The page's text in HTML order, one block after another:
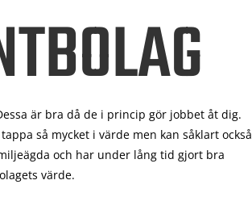
är bra då de i princip gör jobbet åt dig.
så mycket i värde men kan såklart också
och har under lång tid gjort bra
värde.